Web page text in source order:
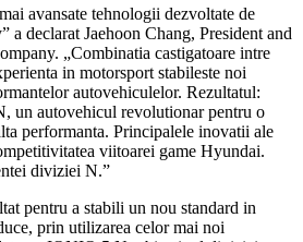
avansate tehnologii dezvoltate de
declarat Jaehoon Chang, President and
„Combinatia castigatoare intre
in motorsport stabileste noi
autovehiculelor. Rezultatul:
un autovehicul revolutionar pentru o
performanta. Principalele inovatii ale
viitoarei game Hyundai.
diviziei N.”
pentru a stabili un nou standard in
prin utilizarea celor mai noi